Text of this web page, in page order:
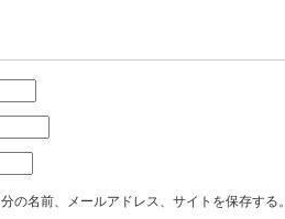
の名前、メールアドレス、サイトを保存する。